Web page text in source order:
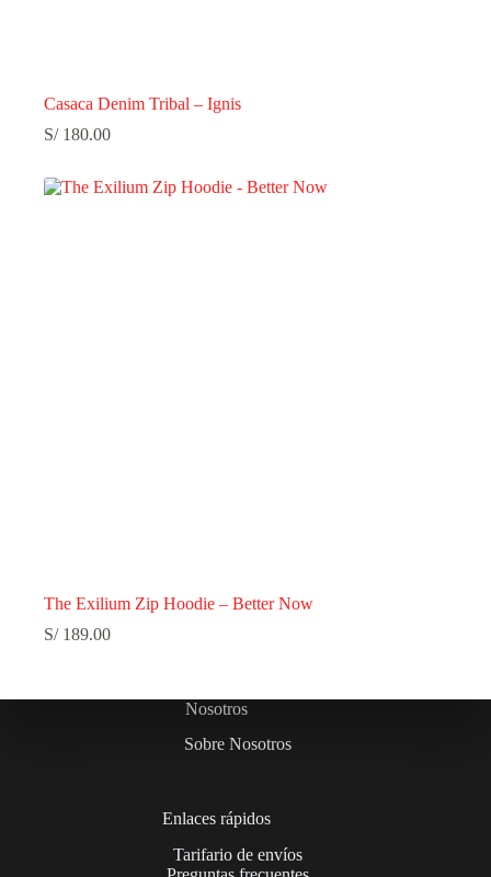
Casaca Denim Tribal – Ignis
S/180.00
The Exilium Zip Hoodie – Better Now
S/189.00
Nosotros
Sobre Nosotros
Enlaces rápidos
Tarifario de envíos